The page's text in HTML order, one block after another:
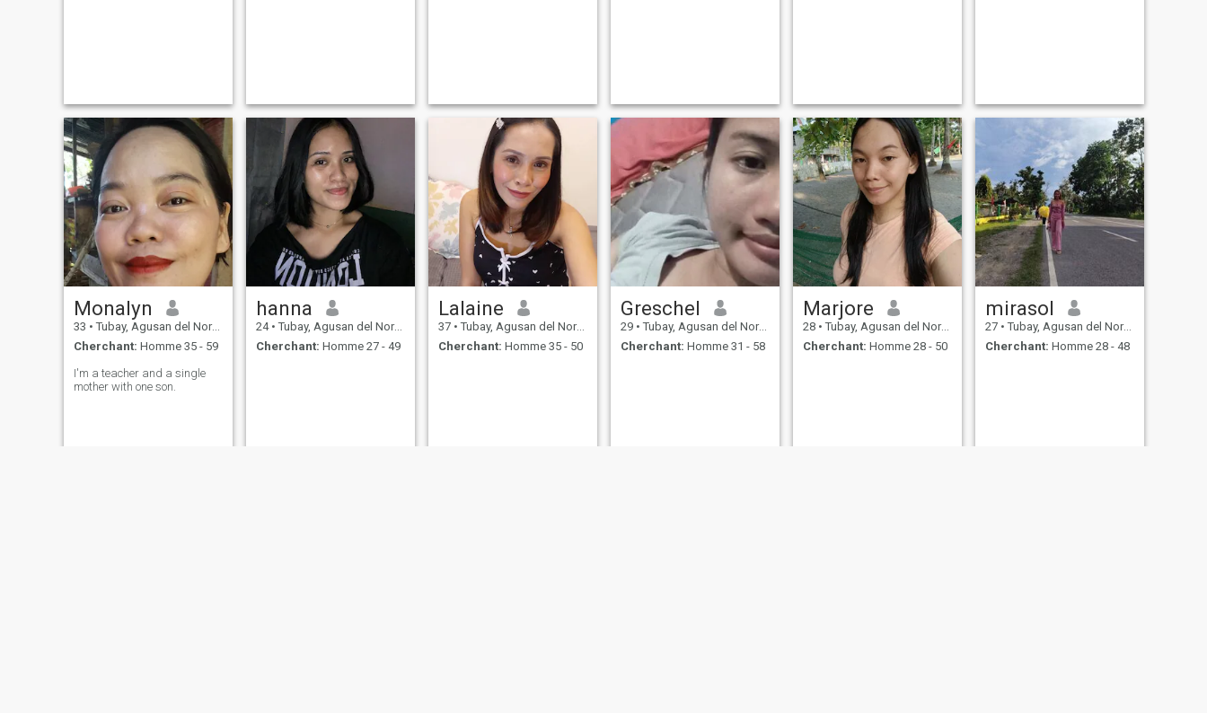
Monalyn
33 • Tubay, Agusan del Norte, Philippines
Cherchant: Homme 35 - 59
I'm a teacher and a single
mother with one son.
hanna
24 • Tubay, Agusan del Norte, Philippines
Cherchant: Homme 27 - 49
Lalaine
37 • Tubay, Agusan del Norte, Philippines
Cherchant: Homme 35 - 50
Greschel
29 • Tubay, Agusan del Norte, Philippines
Cherchant: Homme 31 - 58
Marjore
28 • Tubay, Agusan del Norte, Philippines
Cherchant: Homme 28 - 50
mirasol
27 • Tubay, Agusan del Norte, Philippines
Cherchant: Homme 28 - 48